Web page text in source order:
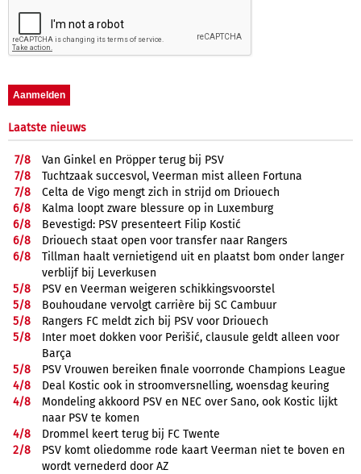
Laatste nieuws
7/8
Van Ginkel en Pröpper terug bij PSV
7/8
Tuchtzaak succesvol, Veerman mist alleen Fortuna
7/8
Celta de Vigo mengt zich in strijd om Driouech
6/8
Kalma loopt zware blessure op in Luxemburg
6/8
Bevestigd: PSV presenteert Filip Kostić
6/8
Driouech staat open voor transfer naar Rangers
6/8
Tillman haalt vernietigend uit en plaatst bom onder langer
verblijf bij Leverkusen
5/8
PSV en Veerman weigeren schikkingsvoorstel
5/8
Bouhoudane vervolgt carrière bij SC Cambuur
5/8
Rangers FC meldt zich bij PSV voor Driouech
5/8
Inter moet dokken voor Perišić, clausule geldt alleen voor
Barça
5/8
PSV Vrouwen bereiken finale voorronde Champions League
4/8
Deal Kostic ook in stroomversnelling, woensdag keuring
4/8
Mondeling akkoord PSV en NEC over Sano, ook Kostic lijkt
naar PSV te komen
4/8
Drommel keert terug bij FC Twente
2/8
PSV komt oliedomme rode kaart Veerman niet te boven en
wordt vernederd door AZ